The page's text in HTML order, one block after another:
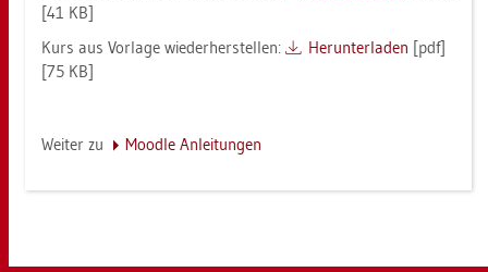
[41 KB]
Kurs aus Vor­la­ge wie­der­her­stel­len:
Her­un­ter­la­den [pdf]
[75 KB]
Wei­ter zu Mood­le An­lei­tun­gen